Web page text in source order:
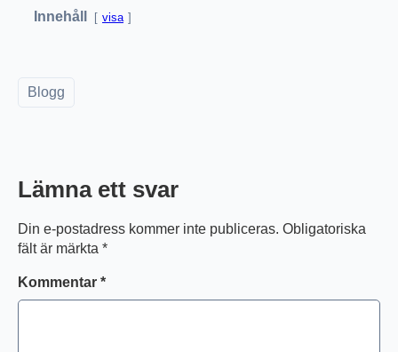
Innehåll visa
Blogg
Lämna ett svar
Din e-postadress kommer inte publiceras. Obligatoriska
fält är märkta *
Kommentar *